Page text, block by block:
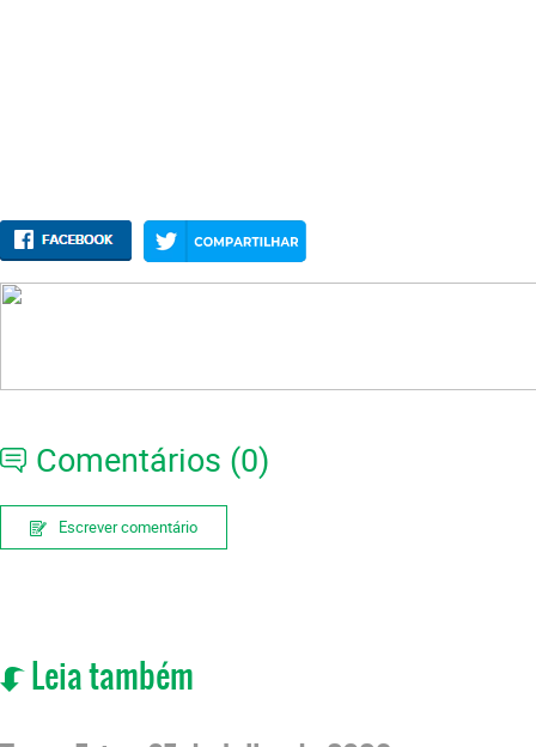
Comentários (0)
Escrever comentário
Leia também